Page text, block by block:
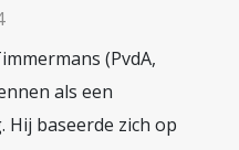
(PvdA,
als een
baseerde zich op